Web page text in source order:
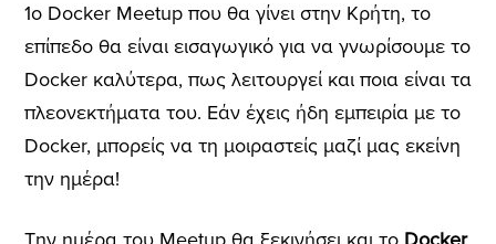
1ο Docker Meetup που θα γίνει στην Κρήτη, το
επίπεδο θα είναι εισαγωγικό για να γνωρίσουμε το
Docker καλύτερα, πως λειτουργεί και ποια είναι τα
πλεονεκτήματα του. Εάν έχεις ήδη εμπειρία με το
Docker, μπορείς να τη μοιραστείς μαζί μας εκείνη
την ημέρα!